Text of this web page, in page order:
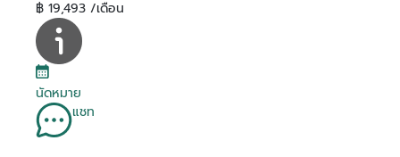
฿ 19,493 /เดือน
นัดหมาย
แชท